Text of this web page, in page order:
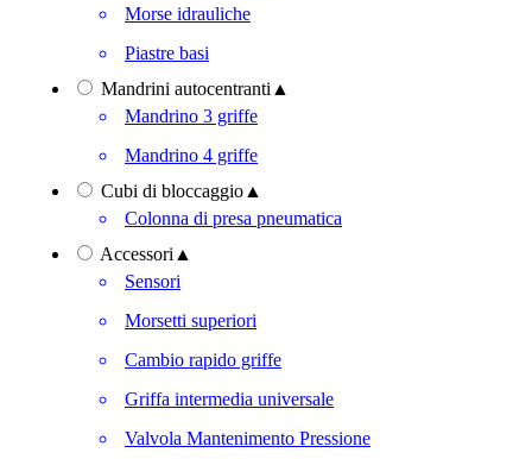
Morse idrauliche
Piastre basi
Mandrini autocentranti ▲
Mandrino 3 griffe
Mandrino 4 griffe
Cubi di bloccaggio ▲
Colonna di presa pneumatica
Accessori ▲
Sensori
Morsetti superiori
Cambio rapido griffe
Griffa intermedia universale
Valvola Mantenimento Pressione